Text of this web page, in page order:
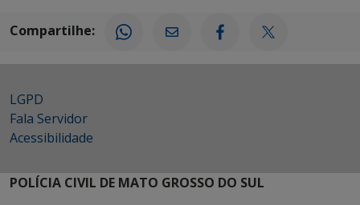
Compartilhe:
LGPD
Fala Servidor
Acessibilidade
POLÍCIA CIVIL DE MATO GROSSO DO SUL